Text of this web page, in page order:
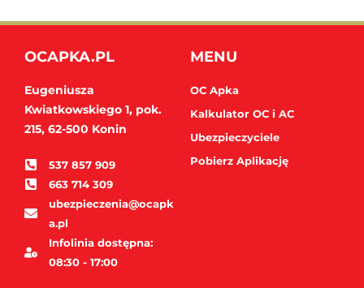
OCAPKA.PL
Eugeniusza
Kwiatkowskiego 1, pok.
215, 62-500 Konin
537 857 909
663 714 309
ubezpieczenia@ocapk
a.pl
Infolinia dostępna:
08:30 - 17:00
MENU
OC Apka
Kalkulator OC i AC
Ubezpieczyciele
Pobierz Aplikację